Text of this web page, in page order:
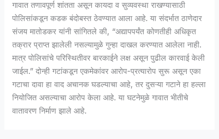
गावात तणावपूर्ण शांतता असून कायदा व सुव्यवस्था राखण्यासाठी
पोलिसांकडून कडक बंदोबस्त ठेवण्यात आला आहे. या संदर्भात ठाणेदार
संजय मातोडकर यांनी सांगितले की, “अद्यापपर्यंत कोणतीही अधिकृत
तक्रार प्राप्त झालेली नसल्यामुळे गुन्हा दाखल करण्यात आलेला नाही.
मात्र पोलिसांचे परिस्थितीवर बारकाईने लक्ष असून पुढील कारवाई केली
जाईल.” दोन्ही गटांकडून एकमेकांवर आरोप-प्रत्यारोप सुरू असून एका
गटाचा दावा हा वाद अचानक घडल्याचा आहे, तर दुसऱ्या गटाने हा हल्ला
नियोजित असल्याचा आरोप केला आहे. या घटनेमुळे गावात भीतीचे
वातावरण निर्माण झाले आहे.